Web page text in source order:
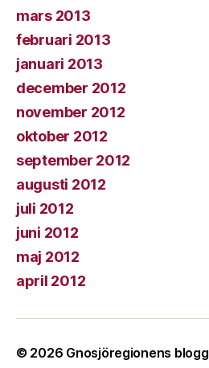
mars 2013
februari 2013
januari 2013
december 2012
november 2012
oktober 2012
september 2012
augusti 2012
juli 2012
juni 2012
maj 2012
april 2012
© 2026 Gnosjöregionens blogg